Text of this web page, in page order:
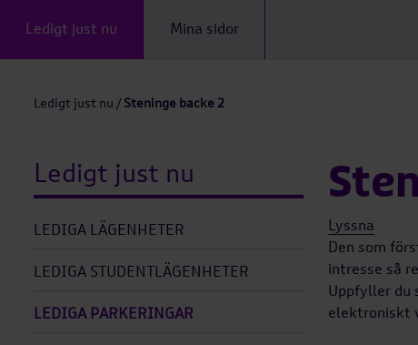
Ledigt just nu Mina sidor
Ledigt just nu / Steninge backe 2
Ledigt just nu
LEDIGA LÄGENHETER
LEDIGA STUDENTLÄGENHETER
LEDIGA PARKERINGAR
Lyssna
Den som
intresse så
Uppfyller
elektroniskt